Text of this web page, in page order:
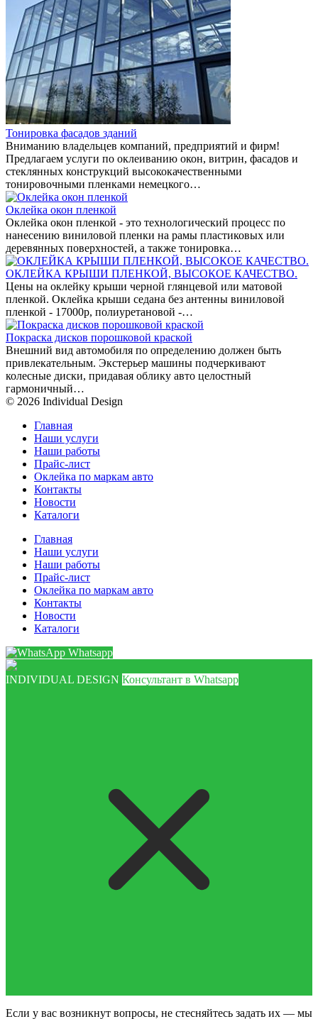
Тонировка фасадов зданий
Вниманию владельцев компаний, предприятий и фирм!
Предлагаем услуги по оклеиванию окон, витрин, фасадов и
стеклянных конструкций высококачественными
тонировочными пленками немецкого…
Оклейка окон пленкой
Оклейка окон пленкой - это технологический процесс по
нанесению виниловой пленки на рамы пластиковых или
деревянных поверхностей, а также тонировка…
ОКЛЕЙКА КРЫШИ ПЛЕНКОЙ, ВЫСОКОЕ КАЧЕСТВО.
Цены на оклейку крыши черной глянцевой или матовой
пленкой. Оклейка крыши седана без антенны виниловой
пленкой - 17000р, полиуретановой -…
Покраска дисков порошковой краской
Внешний вид автомобиля по определению должен быть
привлекательным. Экстерьер машины подчеркивают
колесные диски, придавая облику авто целостный
гармоничный…
© 2026 Individual Design
Главная
Наши услуги
Наши работы
Прайс-лист
Оклейка по маркам авто
Контакты
Новости
Каталоги
Главная
Наши услуги
Наши работы
Прайс-лист
Оклейка по маркам авто
Контакты
Новости
Каталоги
Whatsapp
INDIVIDUAL DESIGN Консультант в Whatsapp
Если у вас возникнут вопросы, не стесняйтесь задать их — мы